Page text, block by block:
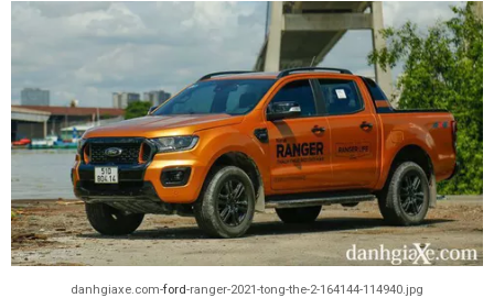
danhgiaxe.com-ford-ranger-2021-tong-the-2-164144-114940.jpg